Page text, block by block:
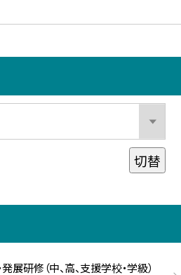
切替
研修（中、高、支援学校・学級）